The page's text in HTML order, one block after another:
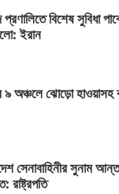
বিশেষ সুবিধা
ইরান
৯ অঞ্চলে ঝোড়ো হাওয়াসহ
সেনাবাহিনীর সুনাম
রাষ্ট্রপতি